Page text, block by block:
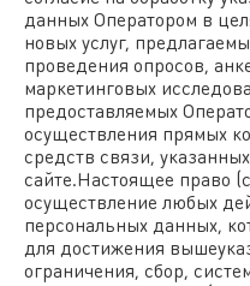
данных Оператором в
новых услуг,
проведения опросов,
маркетинговых
предоставляемых
осуществления прямых
средств связи,
сайте.Настоящее право
осуществление любых
персональных данных,
для достижения
ограничения, сбор,